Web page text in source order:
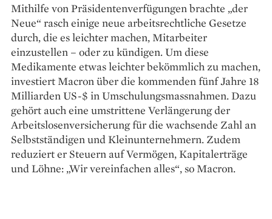
Mithilfe von Präsidentenverfügun­gen brachte „der
Neue“ rasch einige neue arbeitsrechtliche Gesetze
durch, die es leichter machen, Mit­arbeiter
einzustellen – oder zu kündigen. Um diese
Medikamente etwas leichter bekömmlich zu machen,
in­vestiert Macron über die ­kommenden fünf Jahre 18
Milliarden US-$ in Umschulungsmassnahmen. Dazu
gehört auch eine umstrittene Ver­längerung der
Arbeitslosenversicherung für die wachsende Zahl an
Selbstständigen und Kleinunternehmern. Zudem
reduziert er Steuern auf Vermögen, Kapitalerträge
und Löhne: „Wir vereinfachen alles“, so Macron.